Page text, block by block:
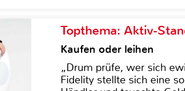
Topthema: Aktiv-
Kaufen oder leihen
„Drum prüfe, wer sich
Fidelity stellte sich eine